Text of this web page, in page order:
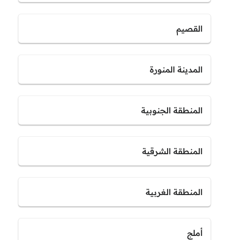
القصيم
المدينة المنورة
المنطقة الجنوبية
المنطقة الشرقية
المنطقة الغربية
أملج